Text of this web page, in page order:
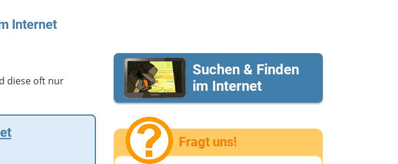
Internet
diese oft nur
Suchen & Finden
im Internet
Fragt uns!